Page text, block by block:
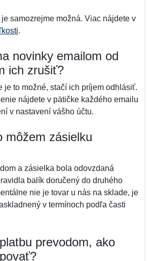
samozrejme možná. Viac nájdete v
.
novinky emailom od
ich zrušiť?
je to možné, stačí ich príjem odhlásiť.
nájdete v pätičke každého emailu
v nastavení vášho účtu.
môžem zásielku
a zásielka bola odovzdaná
balík doručený do druhého
nie je tovar u nás na sklade, je
v termínoch podľa časti
prevodom, ako